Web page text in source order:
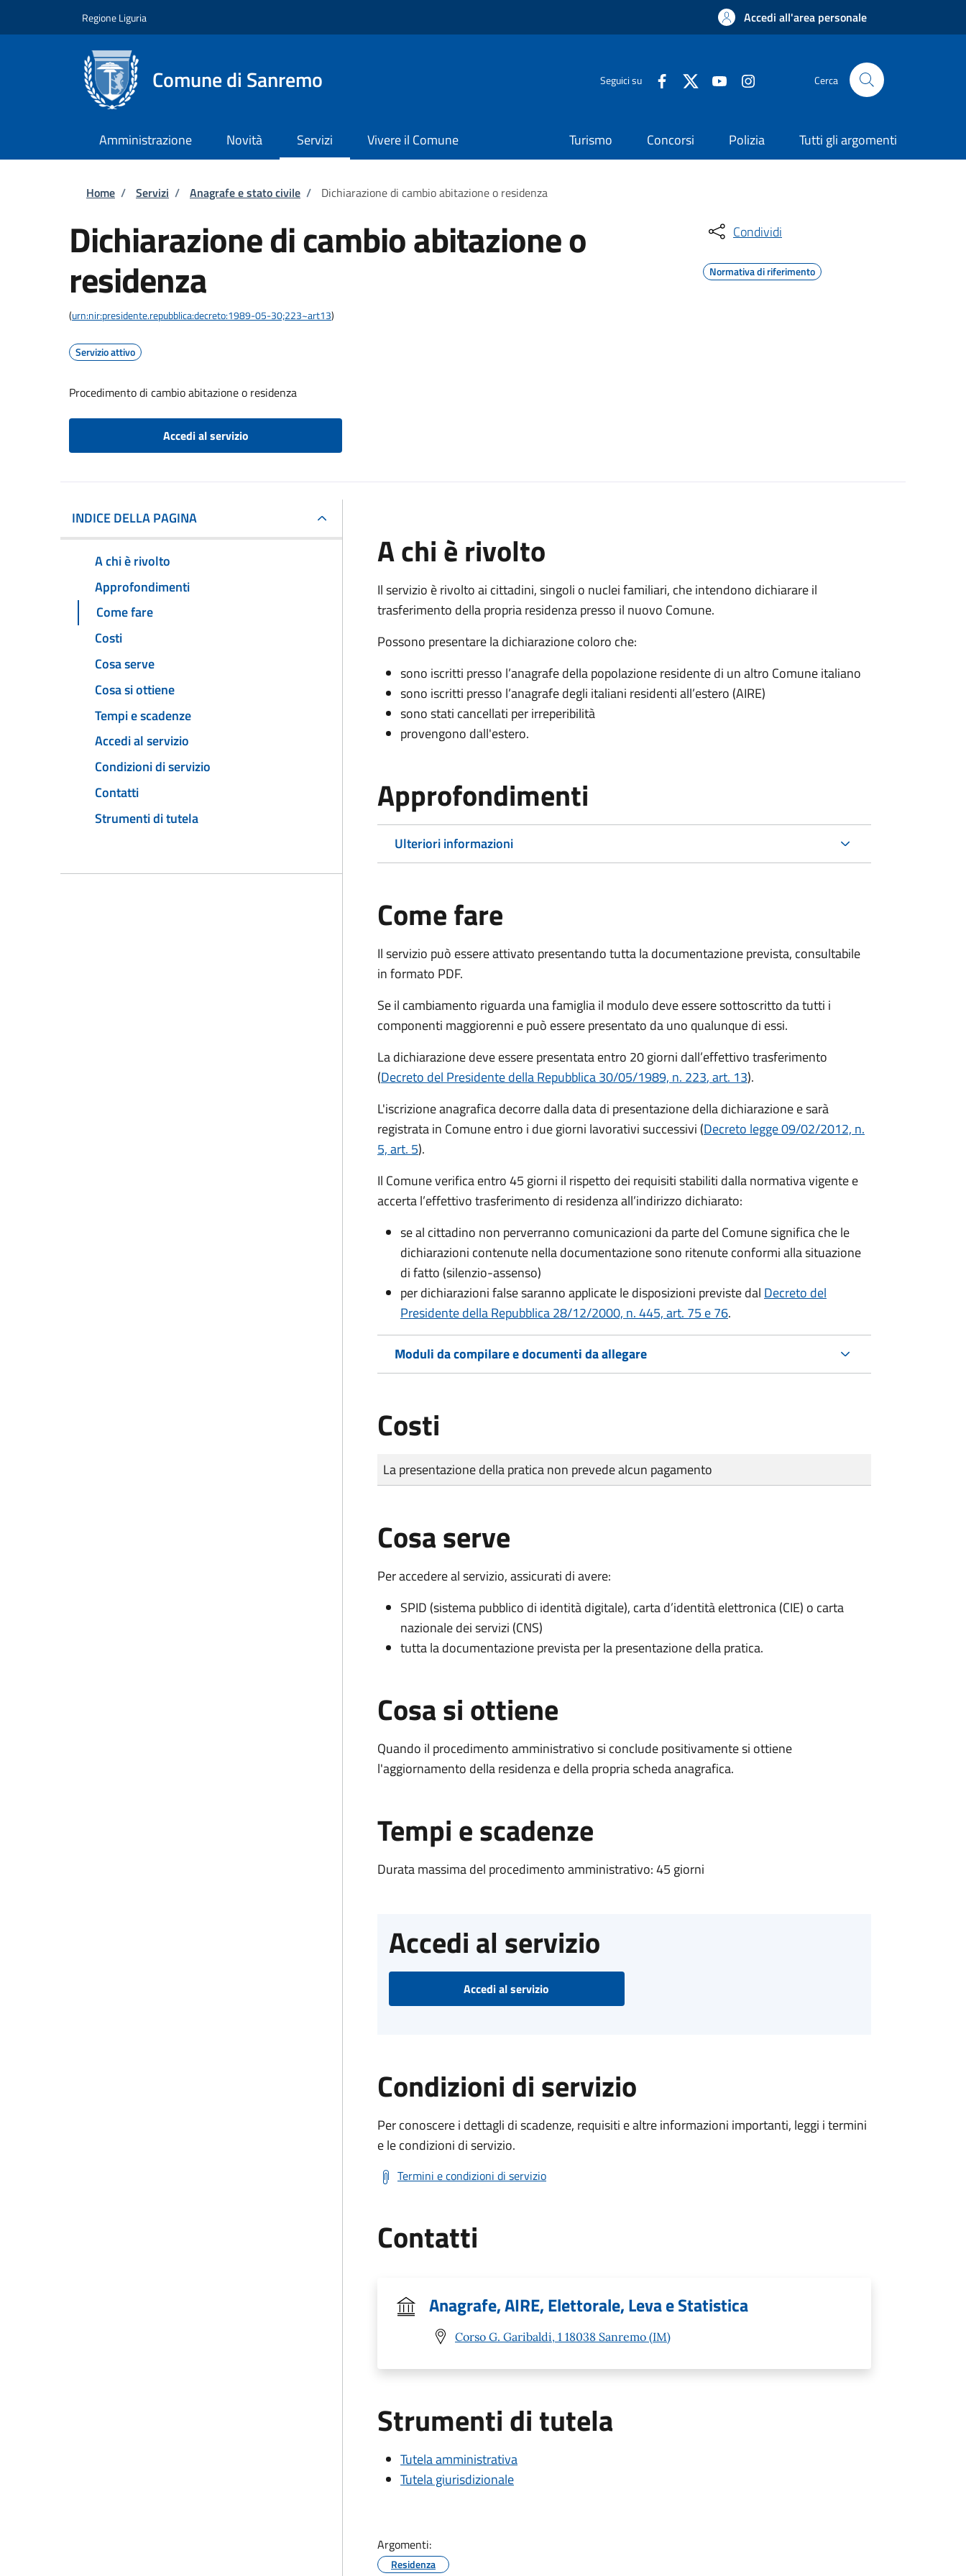
Regione Liguria Accedi all'area personale
Comune di Sanremo Seguici su Cerca
Amministrazione Novità Servizi Vivere il Comune Turismo Concorsi Polizia Tutti gli argomenti
Briciole di pane
Home / Servizi / Anagrafe e stato civile / Dichiarazione di cambio abitazione o residenza
Dichiarazione di cambio abitazione o
residenza
(urn:nir:presidente.repubblica:decreto:1989-05-30;223~art13)
Servizio attivo
Procedimento di cambio abitazione o residenza
Accedi al servizio
Condividi
Normativa di riferimento
INDICE DELLA PAGINA
A chi è rivolto
Approfondimenti
Come fare
Costi
Cosa serve
Cosa si ottiene
Tempi e scadenze
Accedi al servizio
Condizioni di servizio
Contatti
Strumenti di tutela
A chi è rivolto
Il servizio è rivolto ai cittadini, singoli o nuclei familiari, che intendono dichiarare il
trasferimento della propria residenza presso il nuovo Comune.
Possono presentare la dichiarazione coloro che:
sono iscritti presso l’anagrafe della popolazione residente di un altro Comune italiano
sono iscritti presso l’anagrafe degli italiani residenti all’estero (AIRE)
sono stati cancellati per irreperibilità
provengono dall'estero.
Approfondimenti
Ulteriori informazioni
Come fare
Il servizio può essere attivato presentando tutta la documentazione prevista, consultabile
in formato PDF.
Se il cambiamento riguarda una famiglia il modulo deve essere sottoscritto da tutti i
componenti maggiorenni e può essere presentato da uno qualunque di essi.
La dichiarazione deve essere presentata entro 20 giorni dall’effettivo trasferimento
(Decreto del Presidente della Repubblica 30/05/1989, n. 223, art. 13).
L'iscrizione anagrafica decorre dalla data di presentazione della dichiarazione e sarà
registrata in Comune entro i due giorni lavorativisuccessivi (Decreto legge 09/02/2012, n.
5, art. 5).
Il Comune verifica entro45 giorni il rispetto dei requisiti stabiliti dalla normativa vigente e
accerta l’effettivo trasferimento di residenza all’indirizzo dichiarato:
se al cittadino non perverranno comunicazioni da parte del Comune significa che le
dichiarazioni contenute nella documentazione sono ritenute conformi alla situazione
di fatto (silenzio-assenso)
per dichiarazioni false saranno applicate le disposizioni previste dal Decreto del
Presidente della Repubblica 28/12/2000, n. 445, art. 75 e 76.
Moduli da compilare e documenti da allegare
Costi
Tipo di pagamento
Importo
La presentazione della pratica non prevede alcun pagamento
Cosa serve
Per accedere al servizio, assicurati di avere:
SPID (sistema pubblico di identità digitale), carta d’identità elettronica (CIE) o carta
nazionale dei servizi (CNS)
tutta la documentazione prevista per la presentazione della pratica.
Cosa si ottiene
Quando il procedimento amministrativo si conclude positivamente si ottiene
l'aggiornamento della residenza e della propria scheda anagrafica.
Tempi e scadenze
Durata massima del procedimento amministrativo: 45 giorni
Accedi al servizio
Accedi al servizio
Condizioni di servizio
Per conoscere i dettagli di scadenze, requisiti e altre informazioni importanti, leggi i termini
e le condizioni di servizio.
Termini e condizioni di servizio
Contatti
Anagrafe, AIRE, Elettorale, Leva e Statistica
Corso G. Garibaldi, 1 18038 Sanremo (IM)
Strumenti di tutela
Tutela amministrativa
Tutela giurisdizionale
Argomenti:
Residenza